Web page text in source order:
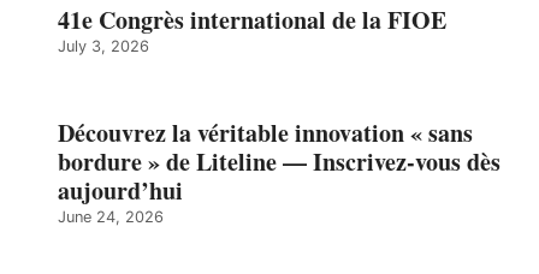
41e Congrès international de la FIOE
July 3, 2026
Découvrez la véritable innovation « sans
bordure » de Liteline — Inscrivez-vous dès
aujourd’hui
June 24, 2026